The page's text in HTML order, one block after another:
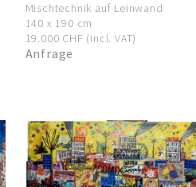
Mischtechnik auf Leinwand
140 x 190 cm
19.000 CHF (incl. VAT)
Anfrage